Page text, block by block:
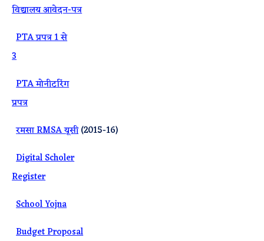
विद्यालय आवेदन-पत्र
PTA प्रपत्र 1 से
3
PTA मोनीटरिंग
प्रपत्र
रमसा RMSA यूसी(2015-16)
Digital Scholer
Register
School Yojna
Budget Proposal